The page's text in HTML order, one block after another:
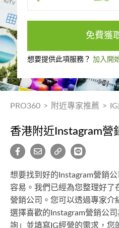
免費獲
想要提供此項服務？ 加入開
PRO360 > 附近專家推薦 >
香港附近Instagram營
想要找到好的Instagram營銷
容易。我們已經為您整理好了
營銷公司。您可以透過專家介
選擇喜歡的Instagram營銷公
詢」並填寫IG經營的需求，您